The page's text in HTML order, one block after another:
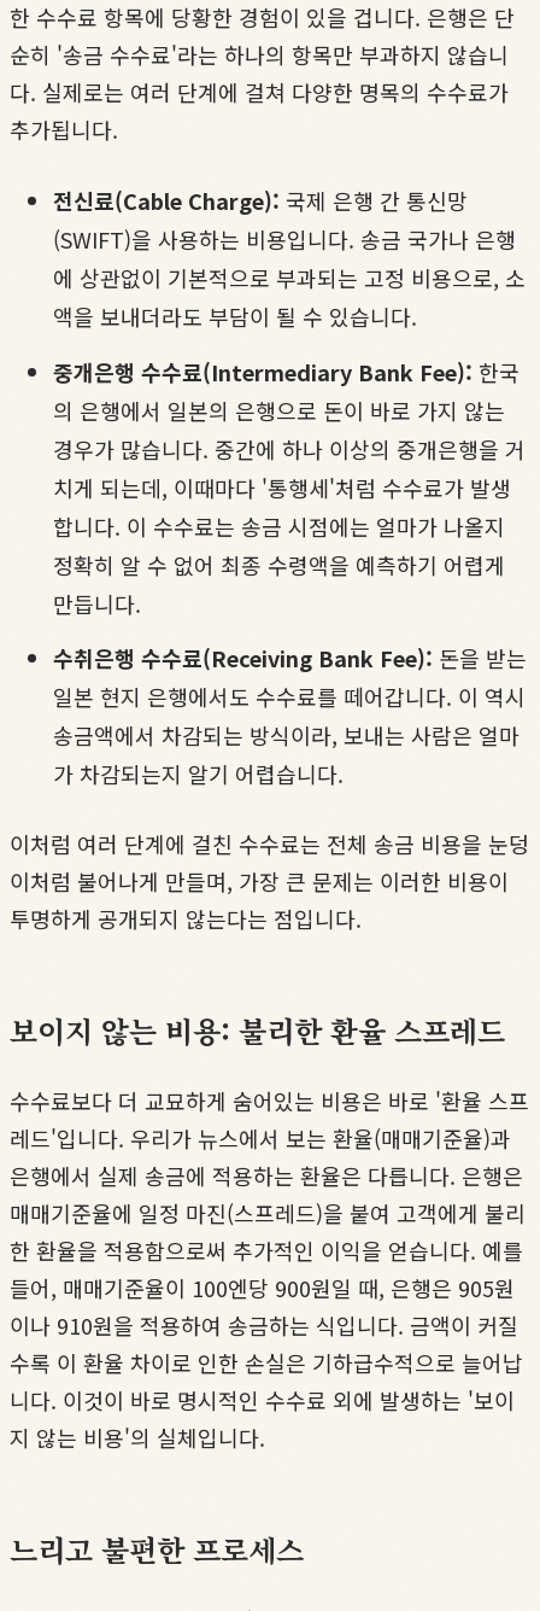
한 수수료 항목에 당황한 경험이 있을 겁니다. 은행은 단
순히 '송금 수수료'라는 하나의 항목만 부과하지 않습니
다. 실제로는 여러 단계에 걸쳐 다양한 명목의 수수료가
추가됩니다.
전신료(Cable Charge): 국제 은행 간 통신망
(SWIFT)을 사용하는 비용입니다. 송금 국가나 은행
에 상관없이 기본적으로 부과되는 고정 비용으로, 소
액을 보내더라도 부담이 될 수 있습니다.
중개은행 수수료(Intermediary Bank Fee): 한국
의 은행에서 일본의 은행으로 돈이 바로 가지 않는
경우가 많습니다. 중간에 하나 이상의 중개은행을 거
치게 되는데, 이때마다 '통행세'처럼 수수료가 발생
합니다. 이 수수료는 송금 시점에는 얼마가 나올지
정확히 알 수 없어 최종 수령액을 예측하기 어렵게
만듭니다.
수취은행 수수료(Receiving Bank Fee): 돈을 받는
일본 현지 은행에서도 수수료를 떼어갑니다. 이 역시
송금액에서 차감되는 방식이라, 보내는 사람은 얼마
가 차감되는지 알기 어렵습니다.
이처럼 여러 단계에 걸친 수수료는 전체 송금 비용을 눈덩
이처럼 불어나게 만들며, 가장 큰 문제는 이러한 비용이
투명하게 공개되지 않는다는 점입니다.
보이지 않는 비용: 불리한 환율 스프레드
수수료보다 더 교묘하게 숨어있는 비용은 바로 '환율 스프
레드'입니다. 우리가 뉴스에서 보는 환율(매매기준율)과
은행에서 실제 송금에 적용하는 환율은 다릅니다. 은행은
매매기준율에 일정 마진(스프레드)을 붙여 고객에게 불리
한 환율을 적용함으로써 추가적인 이익을 얻습니다. 예를
들어, 매매기준율이 100엔당 900원일 때, 은행은 905원
이나 910원을 적용하여 송금하는 식입니다. 금액이 커질
수록 이 환율 차이로 인한 손실은 기하급수적으로 늘어납
니다. 이것이 바로 명시적인 수수료 외에 발생하는 '보이
지 않는 비용'의 실체입니다.
느리고 불편한 프로세스